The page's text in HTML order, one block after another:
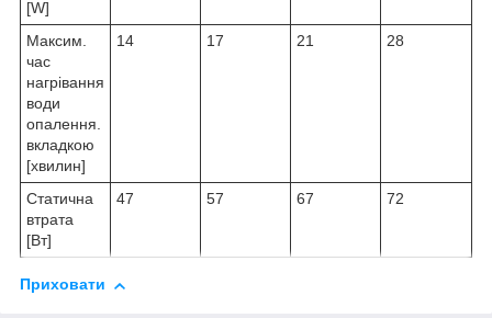
[W]
Максим.
час
нагрівання
води
опалення.
вкладкою
[хвилин]
14 17 21 28
Статична
втрата
[Вт]
47 57 67 72
Приховати